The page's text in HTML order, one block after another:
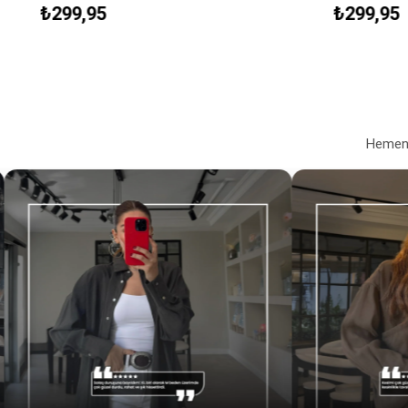
₺299,95 ₺299,95